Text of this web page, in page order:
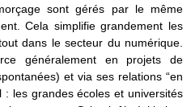
sont gérés par le même
Cela simplifie grandement les
dans le secteur du numérique.
généralement en projets de
et via ses relations “en
: les grandes écoles et universités